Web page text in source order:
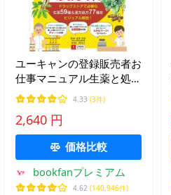
ユーキャンの登録販売者お
仕事マニュアル生薬と処方
がわかる漢方薬 知りたい
ことがサクッとわかる!/能
勢充彦/ユーキャン登録販
売者実務研究会
4.33 (3件)
2,640 円
価格比較
bookfanプレミアム
4.62 (140,946件)